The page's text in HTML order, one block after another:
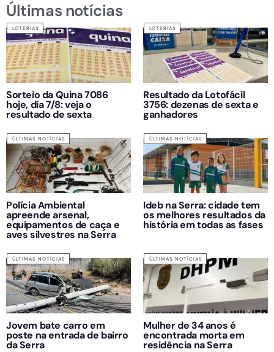
Últimas notícias
LOTERIAS
Sorteio da Quina 7086
hoje, dia 7/8: veja o
resultado de sexta
LOTERIAS
Resultado da Lotofácil
3756: dezenas de sexta e
ganhadores
ÚLTIMAS NOTÍCIAS
Polícia Ambiental
apreende arsenal,
equipamentos de caça e
aves silvestres na Serra
ÚLTIMAS NOTÍCIAS
Ideb na Serra: cidade tem
os melhores resultados da
história em todas as fases
ÚLTIMAS NOTÍCIAS
Jovem bate carro em
poste na entrada de bairro
da Serra
ÚLTIMAS NOTÍCIAS
Mulher de 34 anos é
encontrada morta em
residência na Serra